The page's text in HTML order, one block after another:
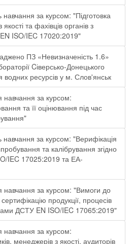
за курсом: "Підготовка
та фахівців органів з
ISO/IEC 17020:2019"
ПЗ «Невизначеність 1.6»
Cіверсько-Донецького
водних ресурсів у м. Слов'янськ
навчання за курсом:
та її оцінювання під час
за курсом: "Верифікація
та калібрування згідно
IEC 17025:2019 та ЕА-
навчання за курсом: "Вимоги до
продукції, процесів
ДСТУ EN ISO/IEC 17065:2019"
навчання за курсом:
менеджерів з якості, аудиторів